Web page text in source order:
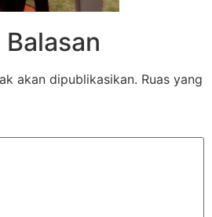
akan dipublikasikan. Ruas yang